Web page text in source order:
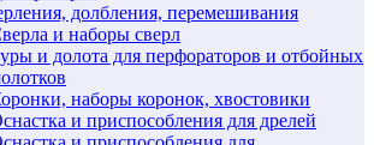
долбления, перемешивания
и наборы сверл
и долота для перфораторов и отбойных
наборы коронок, хвостовики
и приспособления для дрелей